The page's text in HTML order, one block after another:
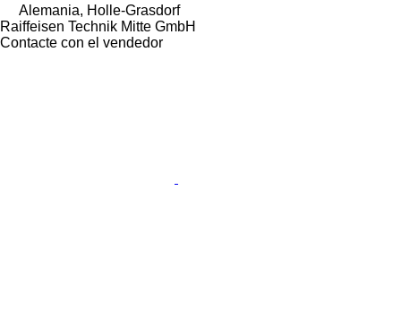
Alemania, Holle-Grasdorf
Raiffeisen Technik Mitte GmbH
Contacte con el vendedor